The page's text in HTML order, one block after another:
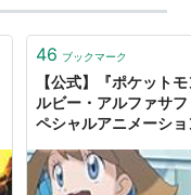
46 ブックマーク
【公式】『ポケット
ルビー・アルファサ
ペシャルアニメーシ